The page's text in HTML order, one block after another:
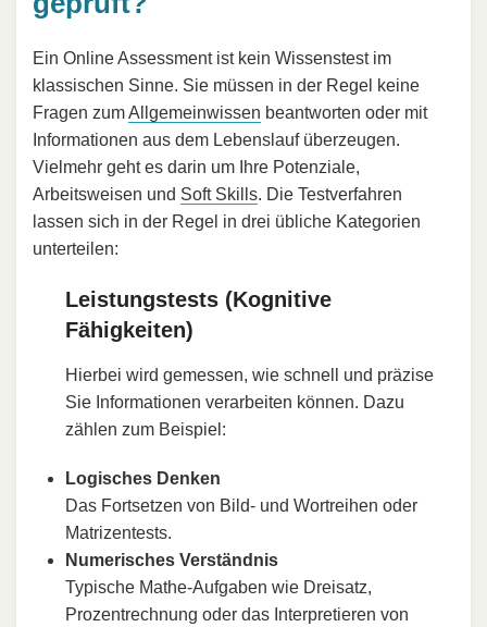
Ein Online Assessment ist kein Wissenstest im
klassischen Sinne. Sie müssen in der Regel keine
Fragen zumAllgemeinwissen beantworten oder mit
Informationen aus dem Lebenslauf überzeugen.
Vielmehr geht es darin um Ihre Potenziale,
Arbeitsweisen und Soft Skills. Die Testverfahren
lassen sich in der Regel in drei übliche Kategorien
unterteilen:
Leistungstests (Kognitive
Fähigkeiten)
Hierbei wird gemessen, wie schnell und präzise
Sie Informationen verarbeiten können. Dazu
zählen zum Beispiel:
Logisches Denken
Das Fortsetzen von Bild- und Wortreihen oder
Matrizentests.
Numerisches Verständnis
Typische Mathe-Aufgaben wie Dreisatz,
Prozentrechnung oder das Interpretieren von